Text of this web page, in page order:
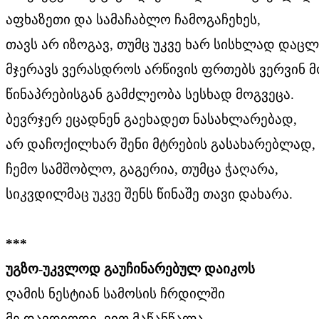
აფხაზეთი და სამაჩაბლო ჩამოგაჩეხეს,
თავს არ იზოგავ, თუმც უკვე ხარ სისხლად
მჯერავს ვერასდროს არწივის ფრთებს ვერვინ
წინაპრებისგან გამძლეობა სესხად მოგვეცა.
ბევრჯერ ეცადნენ გაეხადეთ ნასახლარებად,
არ დაჩოქილხარ შენი მტრების გასახარებლად,
ჩემო სამშობლო, გაგერია, თუმცა ჭაღარა,
სიკვდილმაც უკვე შენს წინაშე თავი დახარა.
***
უგზო-უკვლოდ გაუჩინარებულ დაიკოს
ღამის ნესტიან სამოსის ჩრდილში